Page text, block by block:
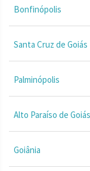
Bonfinópolis
Santa Cruz de Goiás
Palminópolis
Alto Paraíso de Goiás
Goiânia